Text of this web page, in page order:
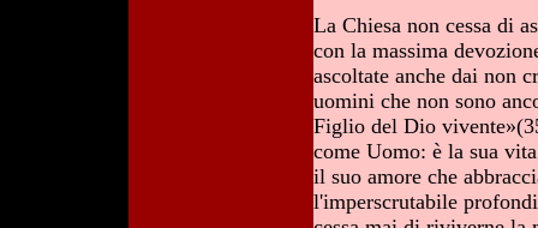
La Chiesa non cessa di
con la massima
ascoltate anche dai non
uomini che non sono
Figlio del Dio
come Uomo: è la sua
il suo amore che
l'imperscrutabile